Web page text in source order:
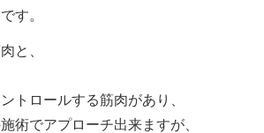
す。
と、
トロールする筋肉があり、
術でアプローチ出来ますが、